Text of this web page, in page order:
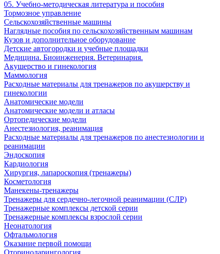
05. Учебно-методическая литература и пособия
Тормозное управление
Сельскохозяйственные машины
Наглядные пособия по сельскохозяйственным машинам
Кузов и дополнительное оборудование
Детские автогородки и учебные площадки
Медицина. Биоинженерия. Ветеринария.
Акушерство и гинекология
Маммология
Расходные материалы для тренажеров по акушерству и
гинекологии
Анатомические модели
Анатомические модели и атласы
Ортопедические модели
Анестезиология, реанимация
Расходные материалы для тренажеров по анестезиологии и
реанимации
Эндоскопия
Кардиология
Хирургия, лапароскопия (тренажеры)
Косметология
Манекены-тренажеры
Тренажеры для сердечно-легочной реанимации (СЛР)
Тренажерные комплексы детской серии
Тренажерные комплексы взрослой серии
Неонатология
Офтальмология
Оказание первой помощи
Оториноларингология